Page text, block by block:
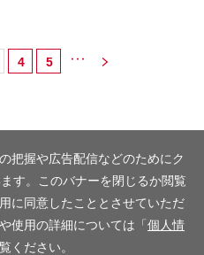
4 5
把握や広告配信などのためにク
す。このバナーを閉じるか閲覧
に同意したこととさせていただ
使用の詳細については「個人情
ください。